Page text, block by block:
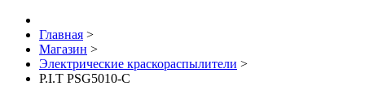
Главная >
Магазин >
Электрические краскораспылители >
P.I.T PSG5010-C